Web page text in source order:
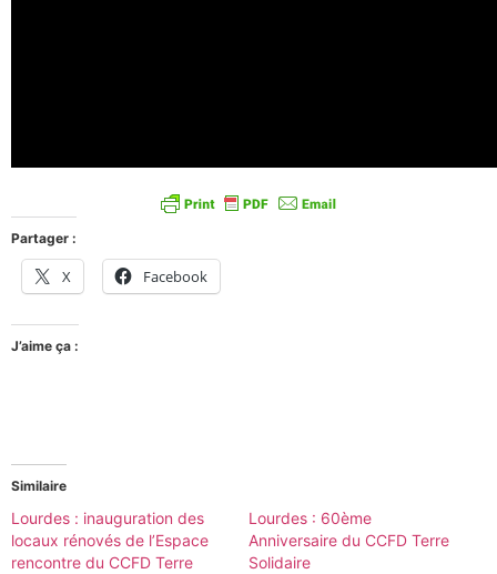
Partager :
X Facebook
J’aime ça :
Similaire
Lourdes : inauguration des
locaux rénovés de l’Espace
rencontre du CCFD Terre
Lourdes : 60ème
Anniversaire du CCFD Terre
Solidaire